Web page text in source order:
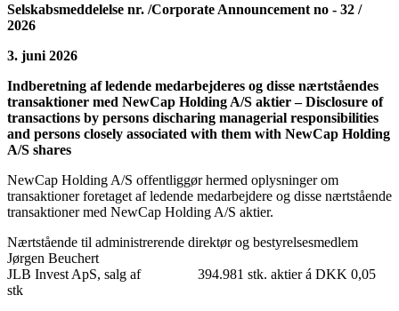
Selskabsmeddelelse nr. /Corporate Announcement no - 32 /
2026
3. juni 2026
Indberetning af ledende medarbejderes og disse nærtståendes
transaktioner med NewCap Holding A/S aktier – Disclosure of
transactions by persons discharing managerial responsibilities
and persons closely associated with them with NewCap Holding
A/S shares
NewCap Holding A/S offentliggør hermed oplysninger om
transaktioner foretaget af ledende medarbejdere og disse nærtstående
transaktioner med NewCap Holding A/S aktier.
Nærtstående til administrerende direktør og bestyrelsesmedlem
Jørgen Beuchert
JLB Invest ApS, salg af 394.981 stk. aktier á DKK 0,05
stk